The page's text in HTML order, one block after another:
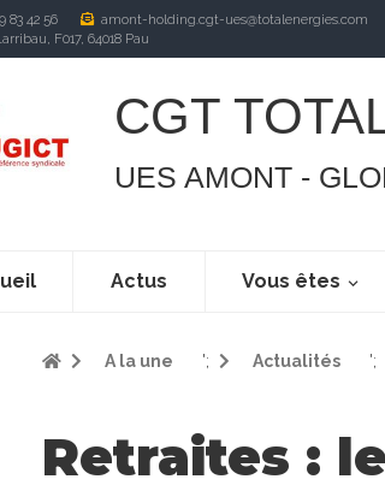
83 42 56
amont-holding.cgt-ues@totalenergies.com
F017, 64018 Pau
CGT
UES AMONT -
Actus Vous êtes
A la une '; Actualités ';
Retraites :